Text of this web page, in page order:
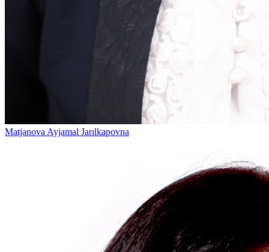
Matjanova Ayjamal Jarılkapovna